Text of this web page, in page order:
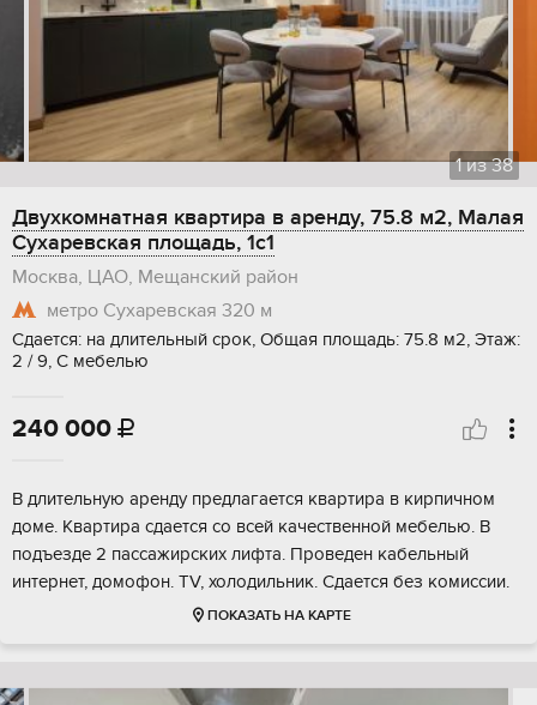
1из38
Двухкомнатная квартира в аренду, 75.8 м2, Малая
Сухаревская площадь, 1с1
Москва, ЦАО, Мещанский район
метро Сухаревская 320 м
Сдается: на длительный срок, Общая площадь: 75.8 м2, Этаж:
2 / 9, С мебелью
240 000 
В длительную аренду предлагается квартира в кирпичном
доме. Квартира сдается со всей качественной мебелью. В
подъезде 2 пассажирских лифта. Проведен кабельный
интернет, домофон. TV, холодильник. Сдается без комиссии.
ПОКАЗАТЬ НА КАРТЕ